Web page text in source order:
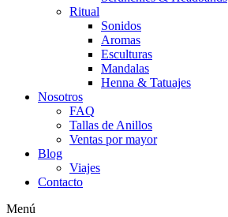
Ritual
Sonidos
Aromas
Esculturas
Mandalas
Henna & Tatuajes
Nosotros
FAQ
Tallas de Anillos
Ventas por mayor
Blog
Viajes
Contacto
Menú